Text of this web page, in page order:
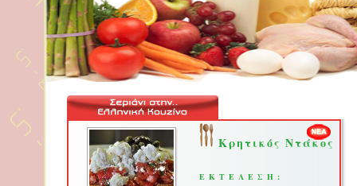
Κρητικός Ντάκος
ΕΚΤΕΛΕΣΗ: